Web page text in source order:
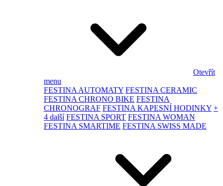
Otevřít
menu
FESTINA AUTOMATY FESTINA CERAMIC
FESTINA CHRONO BIKE FESTINA
CHRONOGRAF FESTINA KAPESNÍ HODINKY +
4 další FESTINA SPORT FESTINA WOMAN
FESTINA SMARTIME FESTINA SWISS MADE